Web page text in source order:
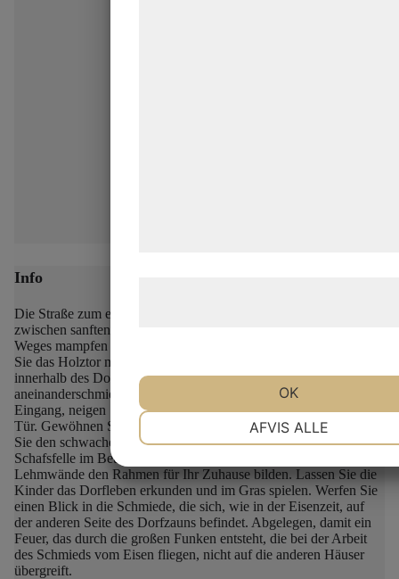
Info
Die Straße zum eisenzeitlichen Dorf Lethra schlängelt sich
zwischen sanften Hügeln hindurch, und zu beiden Seiten des
Weges mampfen die Schafe des Dorfes das wilde Gras.
Sie das Holztor mit den geschnitzten Tierköpfen und gehen Sie
innerhalb des Dorfzauns, wo sich die strohgedeckten Häuser
aneinanderschmiegen.
Folgen Sie dem Steinpflaster zum
Eingang, neigen Sie den Kopf und treten Sie durch die niedrige
Tür. Gewöhnen Sie Ihre Augen an die Dunkelheit und riechen
Sie den schwachen Duft des Kamins. Setzen Sie sich auf die
Schafsfelle im Bett und stellen Sie sich eine Welt vor, in der die
Lehmwände den Rahmen für Ihr Zuhause bilden. Lassen Sie die
Kinder das Dorfleben erkunden und im Gras spielen. Werfen Sie
einen Blick in die Schmiede, die sich, wie in der Eisenzeit, auf
der anderen Seite des Dorfzauns befindet. Abgelegen, damit ein
Feuer, das durch die großen Funken entsteht, die bei der Arbeit
des Schmieds vom Eisen fliegen, nicht auf die anderen Häuser
übergreift.
MARKETING STATISTIK
AFVIS ALLE
OK